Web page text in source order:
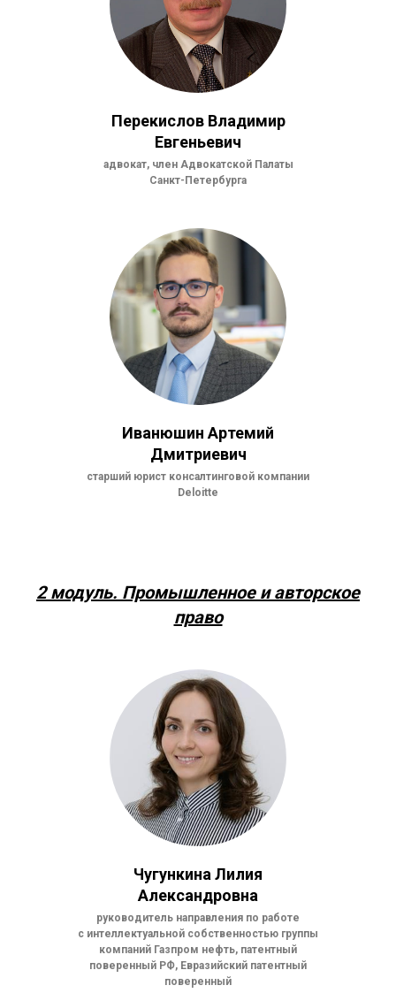
Перекислов Владимир
Евгеньевич
адвокат, член Адвокатской Палаты
Санкт-Петербурга
Иванюшин Артемий
Дмитриевич
старший юрист консалтинговой компании
Deloitte
2 модуль. Промышленное и авторское
право
Чугункина Лилия
Александровна
руководитель направления по работе
с интеллектуальной собственностью группы
компаний Газпром нефть, патентный
поверенный РФ, Евразийский патентный
поверенный